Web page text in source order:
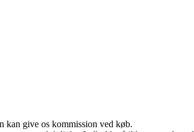
kan give os kommission ved køb.